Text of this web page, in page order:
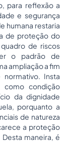
para reflexão a
e segurança
humana restaria
de proteção do
de riscos
o padrão de
ampliação a fim
Insta
como condição
da dignidade
porquanto a
de natureza
a proteção
maneira, é